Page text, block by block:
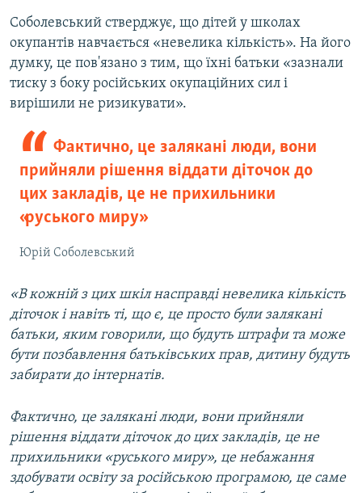
Соболевський стверджує, що дітей у школах
окупантів навчається «невелика кількість». На його
думку, це пов'язано з тим, що їхні батьки «зазнали
тиску з боку російських окупаційних сил і
вирішили не ризикувати».
Фактично, це залякані люди, вони
прийняли рішення віддати діточок до
цих закладів, це не прихильники
«руського миру»
Юрій Соболевський
«В кожній з цих шкіл насправді невелика кількість
діточок і навіть ті, що є, це просто були залякані
батьки, яким говорили, що будуть штрафи та може
бути позбавлення батьківських прав, дитину будуть
забирати до інтернатів.
Фактично, це залякані люди, вони прийняли
рішення віддати діточок до цих закладів, це не
прихильники «руського миру», це небажання
здобувати освіту за російською програмою, це саме